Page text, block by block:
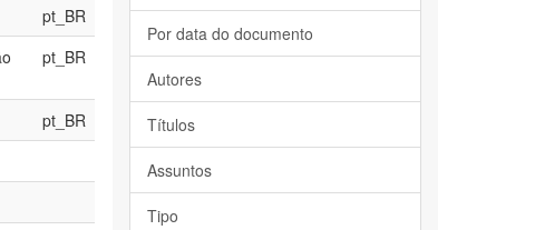
pt_BR
pt_BR
pt_BR
Por data do documento
Autores
Títulos
Assuntos
Tipo